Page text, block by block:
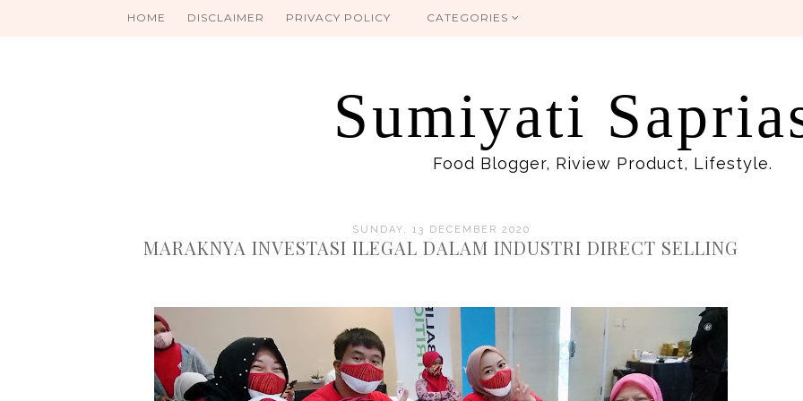
HOME DISCLAIMER PRIVACY POLICY CATEGORIES
Sumiyati
Food Blogger, Riview Product, Lifestyle.
SUNDAY, 13 DECEMBER 2020
MARAKNYA INVESTASI ILEGAL DALAM INDUSTRI DIRECT SELLING